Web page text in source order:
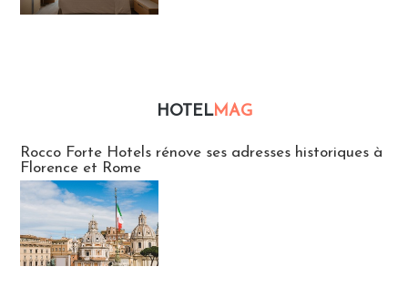
HOTELMAG
Rocco Forte Hotels rénove ses adresses historiques à
Florence et Rome